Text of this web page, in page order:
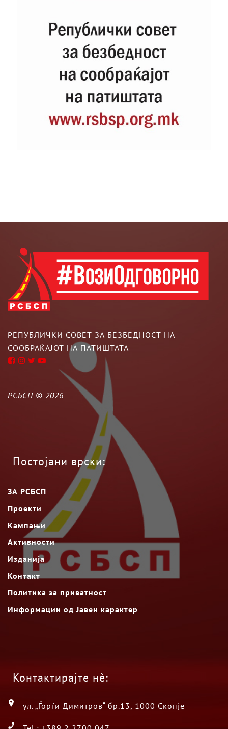
РЕПУБЛИЧКИ СОВЕТ ЗА БЕЗБЕДНОСТ НА
СООБРАЌАЈОТ НА ПАТИШТАТА
РСБСП © 2026
Постојани врски:
ЗА РСБСП
Проекти
Кампањи
Активности
Изданија
Контакт
Политика за приватност
Информации од Јавен карактер
Контактирајте нè:
ул. „Ѓорѓи Димитров“ бр.13, 1000 Скопје